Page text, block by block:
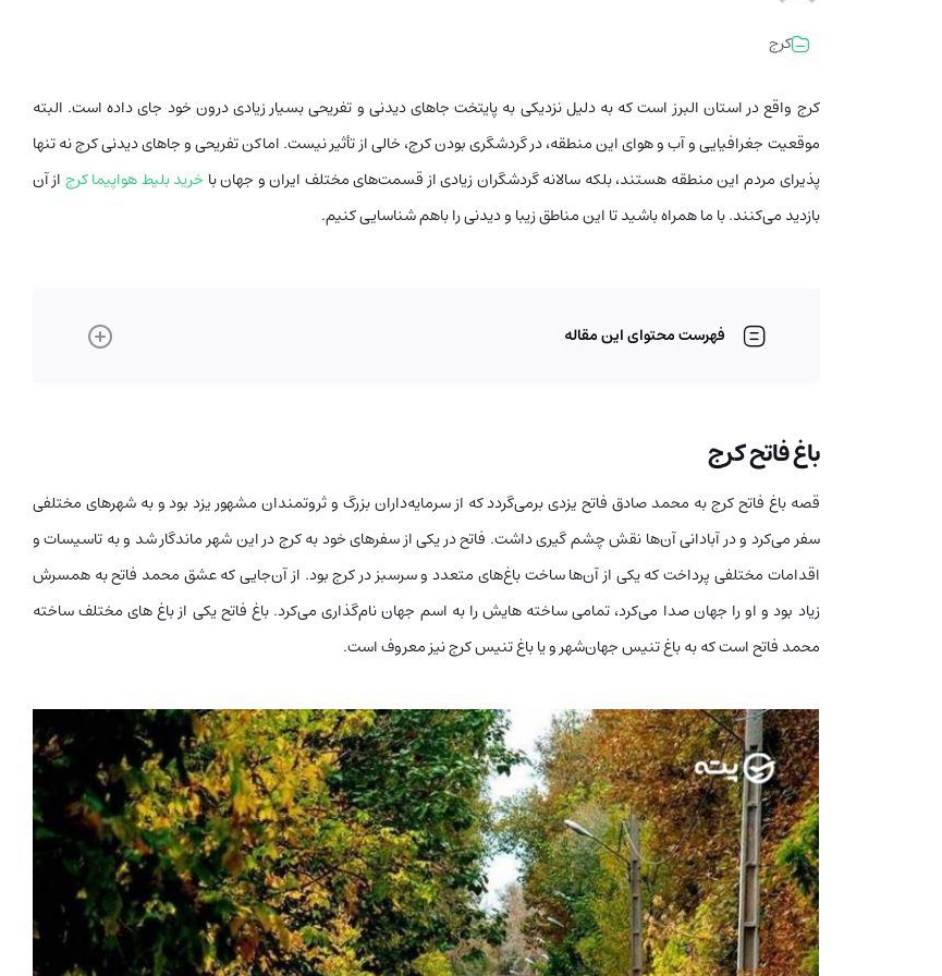
کرج
کرج واقع در استان البرز است که به دلیل نزدیکی به پایتخت جاهای دیدنی و تفریحی بسیار زیادی درون خود جای داده است. البته
موقعیت جغرافیایی و آب و هوای این منطقه، در گردشگری بودن کرج، خالی از تأثیر نیست. اماکن تفریحی و جاهای دیدنی کرج نه تنها
پذیرای مردم این منطقه هستند، بلکه سالانه گردشگران زیادی از قسمت‌های مختلف ایران و جهان با خرید بلیط هواپیما کرج از آن
بازدید می‌کنند. با ما همراه باشید تا این مناطق زیبا و دیدنی را باهم شناسایی کنیم.
فهرست محتوای این مقاله
باغ فاتح کرج
قصه باغ فاتح کرج به محمد صادق فاتح یزدی بر‌می‌گردد که از سرمایه‌داران بزرگ و ثروتمندان مشهور یزد بود و به شهرهای مختلفی
سفر می‌کرد و در آبادانی آن‌ها نقش چشم گیری داشت. فاتح در یکی از سفرهای خود به کرج در این شهر ماندگار شد و به تاسیسات و
اقدامات مختلفی پرداخت که یکی از آن‌ها ساخت باغ‌های متعدد و سرسبز در کرج بود. از آن‌جایی که عشق محمد فاتح به همسرش
زیاد بود و او را جهان صدا می‌کرد، تمامی ساخته‌ هایش را به اسم جهان نام‌گذاری می‌کرد. باغ فاتح یکی از باغ‌ های مختلف ساخته
محمد فاتح است که به باغ تنیس جهان‌شهر و یا باغ تنیس کرج نیز معروف است.